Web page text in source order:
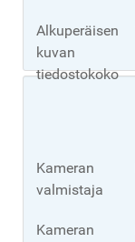
Alkuperäisen
kuvan
tiedostokoko
Kameran
valmistaja
Kameran